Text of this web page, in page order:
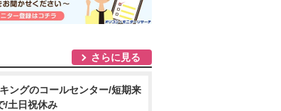
さらに見る
ングのコールセンター/短期来
/土日祝休み